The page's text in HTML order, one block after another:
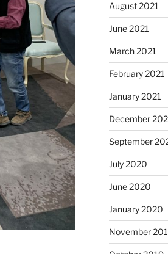
August 2021
June 2021
March 2021
February 2021
January 2021
December
September
July 2020
June 2020
January 2020
November